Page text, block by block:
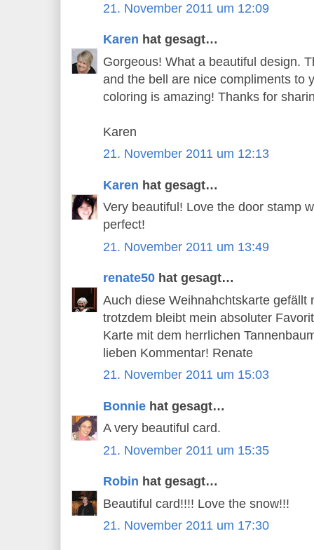
21. November 2011 um 12:09
Karen hat gesagt…
Gorgeous! What a beautiful design.
and the bell are nice compliments to
coloring is amazing! Thanks for
Karen
21. November 2011 um 12:13
Karen hat gesagt…
Very beautiful! Love the door stamp
perfect!
21. November 2011 um 13:49
renate50 hat gesagt…
Auch diese Weihnahchtskarte gefällt
trotzdem bleibt mein absoluter
Karte mit dem herrlichen
lieben Kommentar! Renate
21. November 2011 um 15:03
Bonnie hat gesagt…
A very beautiful card.
21. November 2011 um 15:35
Robin hat gesagt…
Beautiful card!!!! Love the snow!!!
21. November 2011 um 17:30